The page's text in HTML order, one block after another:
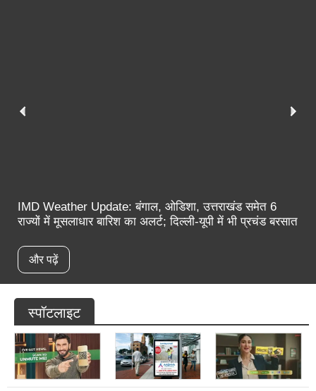
IMD Weather Update: बंगाल, ओडिशा, उत्तराखंड समेत 6
राज्यों में मूसलाधार बारिश का अलर्ट; दिल्ली-यूपी में भी प्रचंड बरसात
और पढ़ें
स्पॉटलाइट